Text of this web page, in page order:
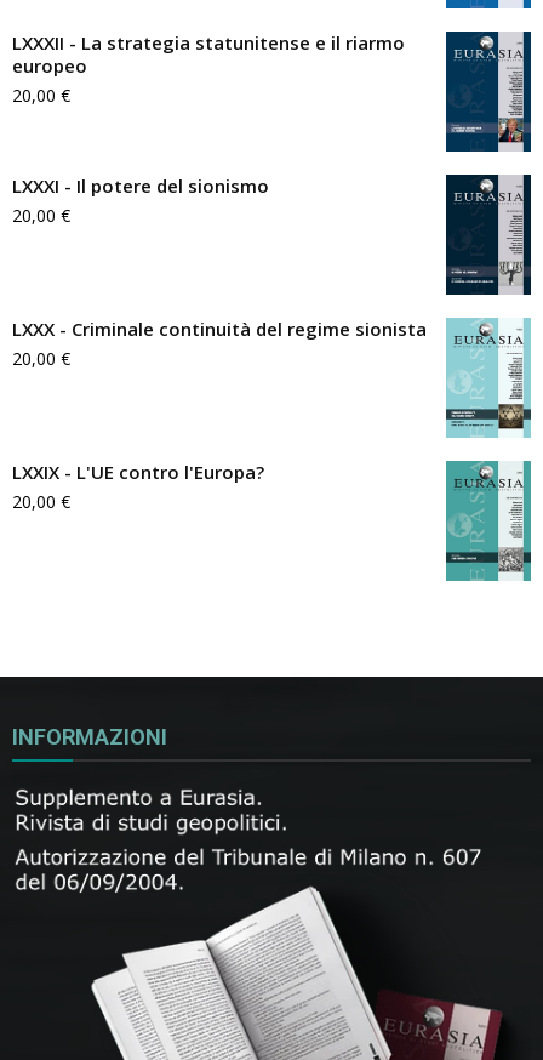
LXXXII - La strategia statunitense e il riarmo
europeo
20,00 €
LXXXI - Il potere del sionismo
20,00 €
LXXX - Criminale continuità del regime sionista
20,00 €
LXXIX - L'UE contro l'Europa?
20,00 €
INFORMAZIONI